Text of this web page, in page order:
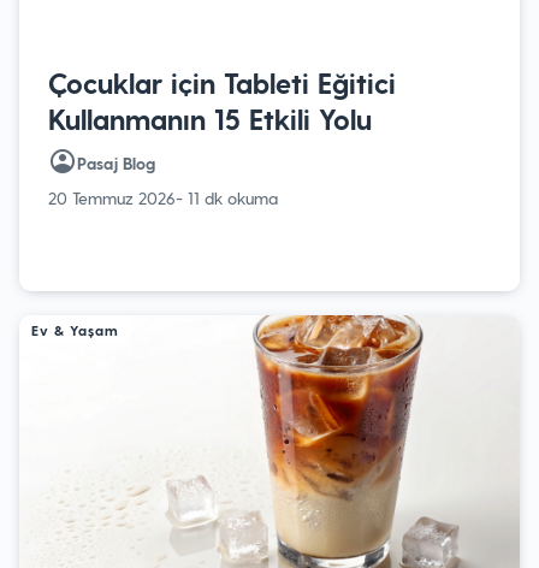
Çocuklar için Tableti Eğitici
Kullanmanın 15 Etkili Yolu
Pasaj Blog
20 Temmuz 2026- 11 dk okuma
Ev & Yaşam